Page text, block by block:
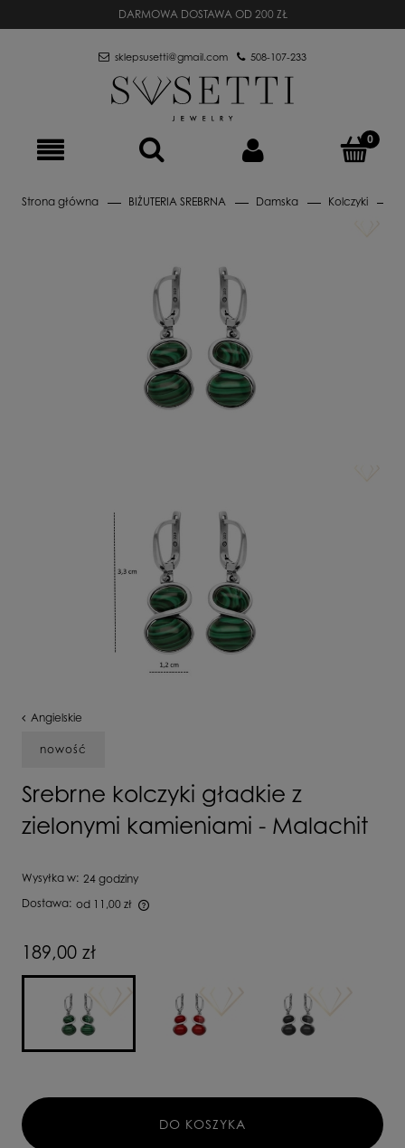
DARMOWA DOSTAWA OD 200 ZŁ
sklepsusetti@gmail.com 508-107-233
Strona główna BIŻUTERIA SREBRNA Damska Kolczyki
Angielskie
nowość
Srebrne kolczyki gładkie z
zielonymi kamieniami - Malachit
Wysyłka w: 24 godziny
Dostawa: od 11,00 zł
189,00 zł
DO KOSZYKA